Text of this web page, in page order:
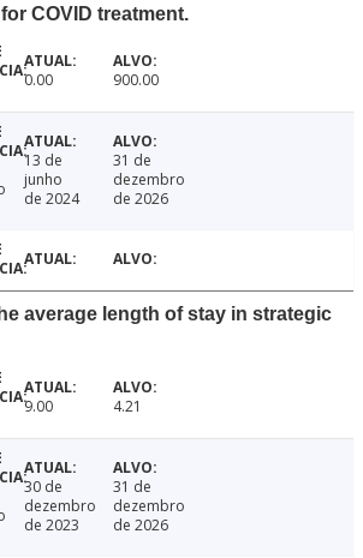
COVID treatment.
0.00 900.00
13 de
junho
de 2024
31 de
dezembro
de 2026
average length of stay in strategic
9.00 4.21
30 de
dezembro
de 2023
31 de
dezembro
de 2026